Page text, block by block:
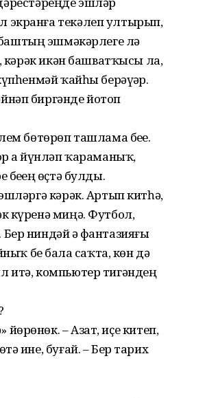
текәлеп ултырып,
баштың эшмәкәрлеге лә
кәрәк икән башватҡысы ла,
ҡайһы берәүҙәр.
биргәнде йотоп
бөтөрөп ташлама беҙҙе.
ҙа йүнләп ҡараманыҡ,
өҫтә булды.
кәрәк. Артып китһә,
күренә миңә. Футбол,
ниндәй ҙә фантазияғыҙ
беҙ бала саҡта, көн дә
итә, компьютер тигәндең
– Азат, иҫе китеп,
ине, буғай. – Бер тарих